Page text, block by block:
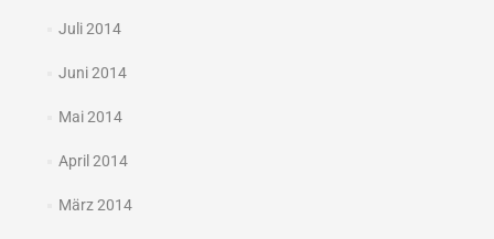
Juli 2014
Juni 2014
Mai 2014
April 2014
März 2014